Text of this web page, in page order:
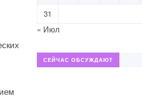
31
« Июл
СЕЙЧАС ОБСУЖДАЮТ